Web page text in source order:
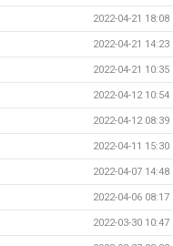
2022-04-21 18:08
2022-04-21 14:23
2022-04-21 10:35
2022-04-12 10:54
2022-04-12 08:39
2022-04-11 15:30
2022-04-07 14:48
2022-04-06 08:17
2022-03-30 10:47